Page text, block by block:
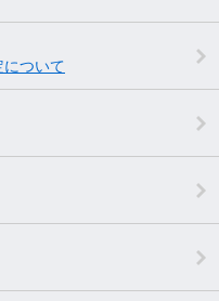
について